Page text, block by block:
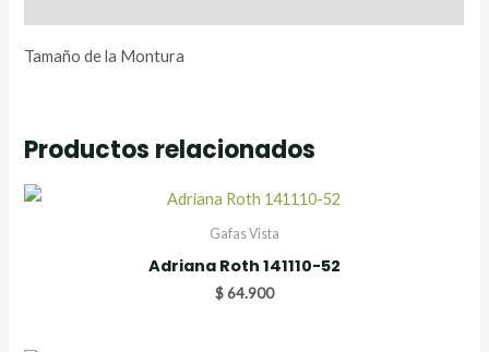
Tamaño de la Montura
Productos relacionados
Gafas Vista
Adriana Roth 141110-52
$64.900